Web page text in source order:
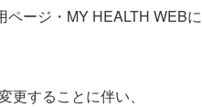
ージ・MY HEALTH WEBに
することに伴い、